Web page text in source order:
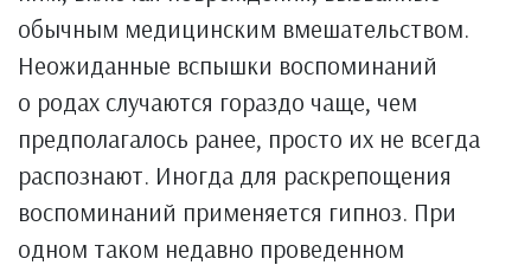
обычным медицинским вмешательством.
Неожиданные вспышки воспоминаний
о родах случаются гораздо чаще, чем
предполагалось ранее, просто их не всегда
распознают. Иногда для раскрепощения
воспоминаний применяется гипноз. При
одном таком недавно проведенном